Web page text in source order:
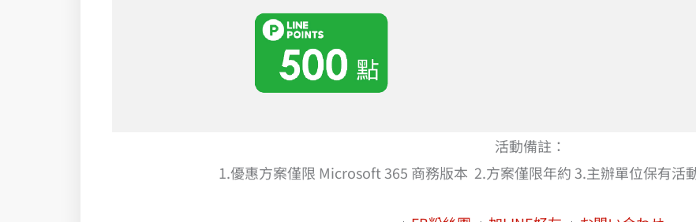
活動備註：
1.優惠方案僅限 Microsoft 365 商務版本 2.方案僅限年約 3.主辦單位保有活